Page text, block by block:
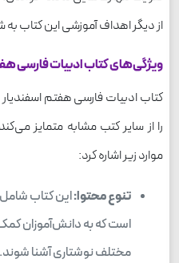
از دیگر اهداف آموزشی این کتاب به
ویژگی‌های کتاب ادبیات فارسی
کتاب ادبیات فارسی هفتم
را از سایر کتب مشابه متمایز
موارد زیر اشاره کرد:
تنوع محتوا:این کتاب
است که به دانش‌آموزان
مختلف نوشتاری آشنا شوند.